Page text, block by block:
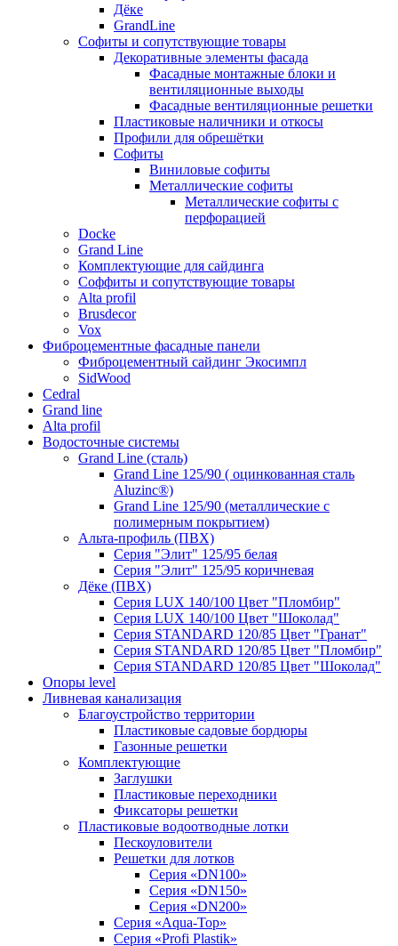
Дёке
GrandLine
Софиты и сопутствующие товары
Декоративные элементы фасада
Фасадные монтажные блоки и
вентиляционные выходы
Фасадные вентиляционные решетки
Пластиковые наличники и откосы
Профили для обрешётки
Софиты
Виниловые софиты
Металлические софиты
Металлические софиты с
перфорацией
Docke
Grand Line
Комплектующие для сайдинга
Соффиты и сопутствующие товары
Alta profil
Brusdecor
Vox
Фиброцементные фасадные панели
Фиброцементный сайдинг Экосимпл
SidWood
Cedral
Grand line
Аlta profil
Водосточные системы
Grand Line (сталь)
Grand Line 125/90 ( оцинкованная сталь
Aluzinc®)
Grand Line 125/90 (металлические с
полимерным покрытием)
Альта-профиль (ПВХ)
Серия "Элит" 125/95 белая
Серия "Элит" 125/95 коричневая
Дёке (ПВХ)
Серия LUX 140/100 Цвет "Пломбир"
Серия LUX 140/100 Цвет "Шоколад"
Серия STANDARD 120/85 Цвет "Гранат"
Серия STANDARD 120/85 Цвет "Пломбир"
Серия STANDARD 120/85 Цвет "Шоколад"
Опоры level
Ливневая канализация
Благоустройство территории
Пластиковые садовые бордюры
Газонные решетки
Комплектующие
Заглушки
Пластиковые переходники
Фиксаторы решетки
Пластиковые водоотводные лотки
Пескоуловители
Решетки для лотков
Серия «DN100»
Серия «DN150»
Серия «DN200»
Серия «Aqua-Top»
Серия «Profi Plastik»